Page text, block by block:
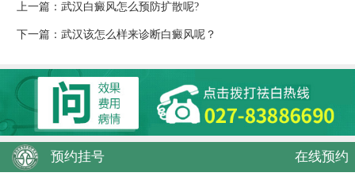
上一篇： 武汉白癜风怎么预防扩散呢?
下一篇： 武汉该怎么样来诊断白癜风呢？
预约挂号 在线预约